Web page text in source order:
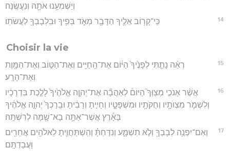
וְיַשְׁמִעֵ֥נוּ אֹתָ֖הּ וְנַעֲשֶֽׂנָּה׃
14 כִּֽי־קָר֥וֹב אֵלֶ֛יךָ הַדָּבָ֖ר מְאֹ֑ד בְּפִ֥יךָ וּבִֽלְבָבְךָ֖ לַעֲשֹׂתֽוֹ׃
Choisir la vie
15
רְאֵ֨ה נָתַ֤תִּי לְפָנֶ֙יךָ֙ הַיּ֔וֹם אֶת־הַֽחַיִּ֖ים וְאֶת־הַטּ֑וֹב וְאֶת־הַמָּ֖וֶת
וְאֶת־הָרָֽע׃
16
אֲשֶׁ֨ר אָנֹכִ֣י מְצַוְּךָ֮ הַיּוֹם֒ לְאַהֲבָ֞ה אֶת־יְהוָ֤ה אֱלֹהֶ֙יךָ֙ לָלֶ֣כֶת בִּדְרָכָ֔יו
וְלִשְׁמֹ֛ר מִצְוֺתָ֥יו וְחֻקֹּתָ֖יו וּמִשְׁפָּטָ֑יו וְחָיִ֣יתָ וְרָבִ֔יתָ וּבֵֽרַכְךָ֙ יְהוָ֣ה אֱלֹהֶ֔יךָ
בָּאָ֕רֶץ אֲשֶׁר־אַתָּ֥ה בָא־שָׁ֖מָּה לְרִשְׁתָּֽהּ׃
17
וְאִם־יִפְנֶ֥ה לְבָבְךָ֖ וְלֹ֣א תִשְׁמָ֑ע וְנִדַּחְתָּ֗ וְהִֽשְׁתַּחֲוִ֛יתָ לֵאלֹהִ֥ים אֲחֵרִ֖ים
וַעֲבַדְתָּֽם׃